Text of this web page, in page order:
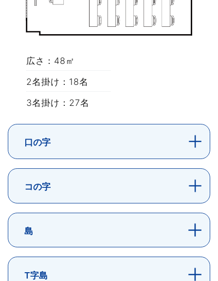
広さ：48㎡
2名掛け：18名
3名掛け：27名
口の字
コの字
島
T字島